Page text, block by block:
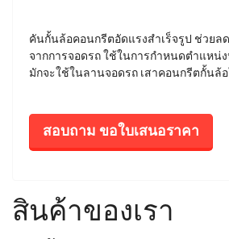
คันกั้นล้อคอนกรีตอัดแรงสำเร็จรูป ช่วยล
จากการจอดรถ ใช้ในการกำหนดตำแหน่
มักจะใช้ในลานจอดรถ เสาคอนกรีตกั้นล้
สอบถาม ขอใบเสนอราคา
สินค้าของเรา